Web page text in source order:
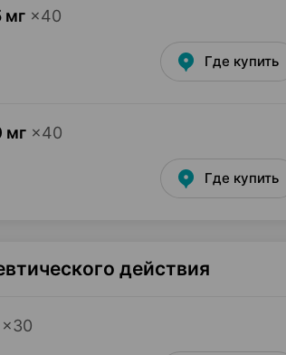
мг ×40
Где купить
мг ×40
Где купить
действия
×30